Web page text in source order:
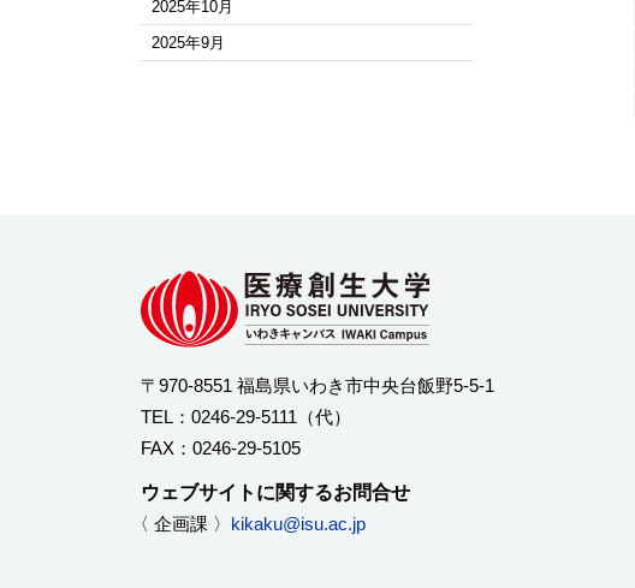
2025年10月
2025年9月
2025年2月
2025年1月
2024年10月
2024年8月
〒970-8551 福島県いわき市中央台飯野5-5-1
TEL： 0246-29-5111 （代）
FAX：0246-29-5105
ウェブサイトに関するお問合せ
〈 企画課 〉 kikaku@isu.ac.jp